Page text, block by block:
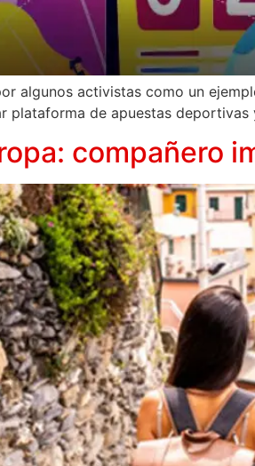
algunos activistas como un
plataforma de apuestas deportivas
compañero